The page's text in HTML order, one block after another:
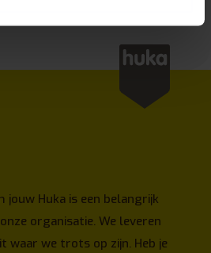
jouw Huka is een belangrijk
organisatie. We leveren
waar we trots op zijn. Heb je